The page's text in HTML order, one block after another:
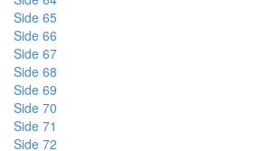
Side 65
Side 66
Side 67
Side 68
Side 69
Side 70
Side 71
Side 72